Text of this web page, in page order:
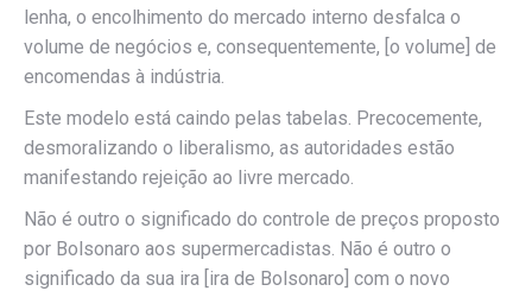
lenha, o encolhimento do mercado interno desfalca o
volume de negócios e, consequentemente, [o volume] de
encomendas à indústria.
Este modelo está caindo pelas tabelas. Precocemente,
desmoralizando o liberalismo, as autoridades estão
manifestando rejeição ao livre mercado.
Não é outro o significado do controle de preços proposto
por Bolsonaro aos supermercadistas. Não é outro o
significado da sua ira [ira de Bolsonaro] com o novo